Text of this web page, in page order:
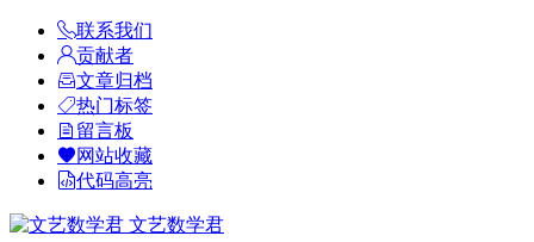
联系我们
贡献者
文章归档
热门标签
留言板
网站收藏
代码高亮
文艺数学君